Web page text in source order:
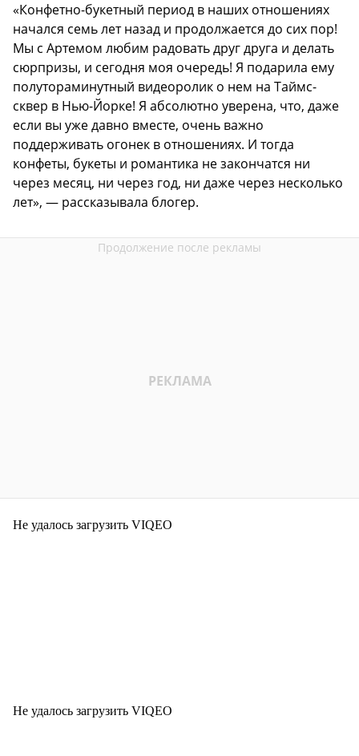
«Конфетно-букетный период в наших отношениях
начался семь лет назад и продолжается до сих пор!
Мы с Артемом любим радовать друг друга и делать
сюрпризы, и сегодня моя очередь! Я подарила ему
полутораминутный видеоролик о нем на Таймс-
сквер в Нью-Йорке! Я абсолютно уверена, что, даже
если вы уже давно вместе, очень важно
поддерживать огонек в отношениях. И тогда
конфеты, букеты и романтика не закончатся ни
через месяц, ни через год, ни даже через несколько
лет», — рассказывала блогер.
Не удалось загрузить VIQEO
Не удалось загрузить VIQEO